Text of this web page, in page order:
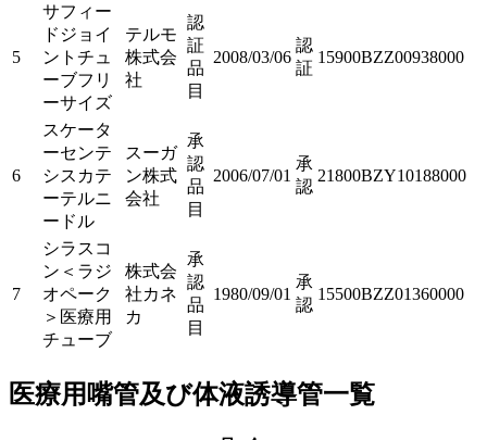
5
サフィー
ドジョイ
ントチュ
ーブフリ
ーサイズ
テルモ
株式会
社
認
証
品
目
2008/03/06
認
証
15900BZZ00938000
6
スケータ
ーセンテ
シスカテ
ーテルニ
ードル
スーガ
ン株式
会社
承
認
品
目
2006/07/01
承
認
21800BZY10188000
7
シラスコ
ン＜ラジ
オペーク
＞医療用
チューブ
株式会
社カネ
カ
承
認
品
目
1980/09/01
承
認
15500BZZ01360000
医療用嘴管及び体液誘導管一覧